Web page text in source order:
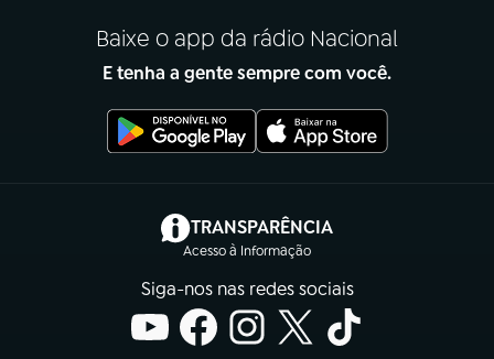
Baixe o app da rádio Nacional
E tenha a gente sempre com você.
TRANSPARÊNCIA
Acesso à Informação
(abre em nova aba)
Siga-nos nas redes sociais